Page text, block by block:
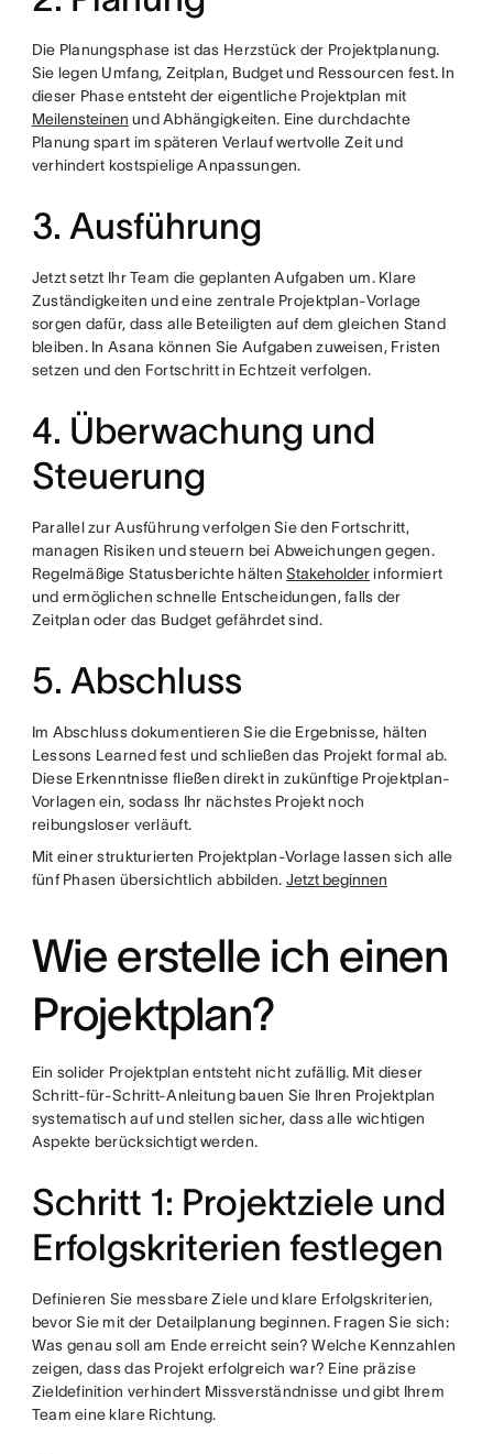
Die Planungsphase ist das Herzstück der Projektplanung.
Sie legen Umfang, Zeitplan, Budget und Ressourcen fest. In
dieser Phase entsteht der eigentliche Projektplan mit
Meilensteinen und Abhängigkeiten. Eine durchdachte
Planung spart im späteren Verlauf wertvolle Zeit und
verhindert kostspielige Anpassungen.
3. Ausführung
Jetzt setzt Ihr Team die geplanten Aufgaben um. Klare
Zuständigkeiten und eine zentrale Projektplan-Vorlage
sorgen dafür, dass alle Beteiligten auf dem gleichen Stand
bleiben. In Asana können Sie Aufgaben zuweisen, Fristen
setzen und den Fortschritt in Echtzeit verfolgen.
4. Überwachung und
Steuerung
Parallel zur Ausführung verfolgen Sie den Fortschritt,
managen Risiken und steuern bei Abweichungen gegen.
Regelmäßige Statusberichte hältenStakeholder informiert
und ermöglichen schnelle Entscheidungen, falls der
Zeitplan oder das Budget gefährdet sind.
5. Abschluss
Im Abschluss dokumentieren Sie die Ergebnisse, hälten
Lessons Learned fest und schließen das Projekt formal ab.
Diese Erkenntnisse fließen direkt in zukünftige Projektplan-
Vorlagen ein, sodass Ihr nächstes Projekt noch
reibungsloser verläuft.
Mit einer strukturierten Projektplan-Vorlage lassen sich alle
fünf Phasen übersichtlich abbilden. Jetzt beginnen
Wie erstelle ich einen
Projektplan?
Ein solider Projektplan entsteht nicht zufällig. Mit dieser
Schritt-für-Schritt-Anleitung bauen Sie Ihren Projektplan
systematisch auf und stellen sicher, dass alle wichtigen
Aspekte berücksichtigt werden.
Schritt 1: Projektziele und
Erfolgskriterien festlegen
Definieren Sie messbare Ziele und klare Erfolgskriterien,
bevor Sie mit der Detailplanung beginnen. Fragen Sie sich:
Was genau soll am Ende erreicht sein? Welche Kennzahlen
zeigen, dass das Projekt erfolgreich war? Eine präzise
Zieldefinition verhindert Missverständnisse und gibt Ihrem
Team eine klare Richtung.